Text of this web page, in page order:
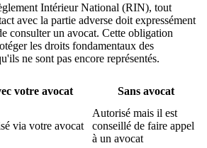
Intérieur National (RIN), tout
avec la partie adverse doit expressément
consulter un avocat. Cette obligation
les droits fondamentaux des
ne sont pas encore représentés.
votre avocat
Sans avocat
via votre avocat
Autorisé mais il est
conseillé de faire appel
à un avocat